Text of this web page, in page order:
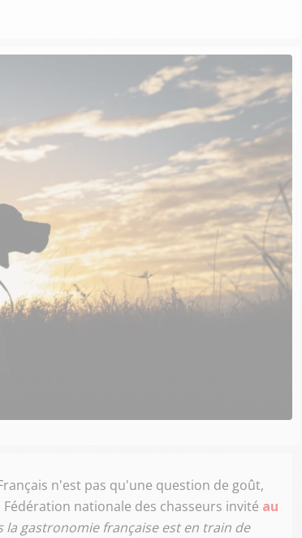
n'est pas qu'une question de goût,
nationale des chasseurs invité au
gastronomie française est en train de